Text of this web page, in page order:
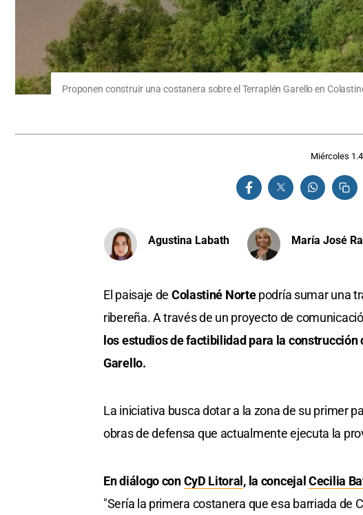
Proponen construir una costanera sobre el Terraplén Garello en
Miércoles
Agustina Labath María José
El paisaje de Colastiné Nortepodría sumar una
ribereña. A través de un proyecto de
los estudios de factibilidad para la
Garello.
La iniciativa busca dotar a la zona de su primer
obras de defensa que actualmente ejecuta la
En diálogo conCyD Litoral , la concejalCecilia
"Sería la primera costanera que esa barriada de